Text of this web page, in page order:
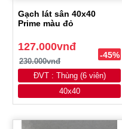
Gạch lát sân 40x40
Prime màu đỏ
127.000vnđ
230.000vnđ
-45%
ĐVT : Thùng (6 viên)
40x40